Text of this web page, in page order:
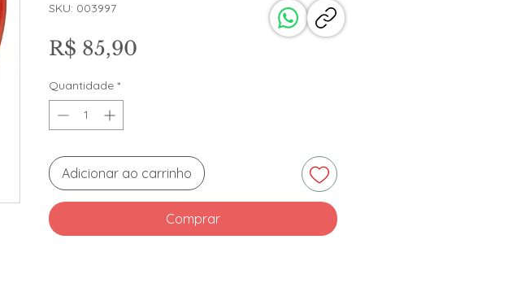
SKU: 003997
R$ 85,90Preço
Quantidade *
Adicionar ao carrinho
Comprar